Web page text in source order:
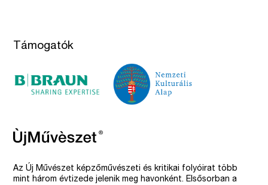
Támogatók
Az Új Művészet képzőművészeti és kritikai folyóirat több
mint három évtizede jelenik meg havonként. Elsősorban a